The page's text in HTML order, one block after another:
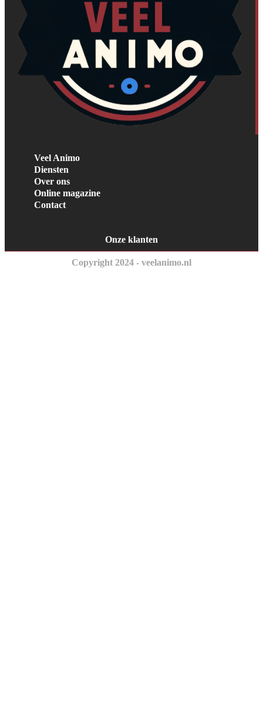
Veel Animo
Diensten
Over ons
Online magazine
Contact
Onze klanten
Copyright 2024 - veelanimo.nl